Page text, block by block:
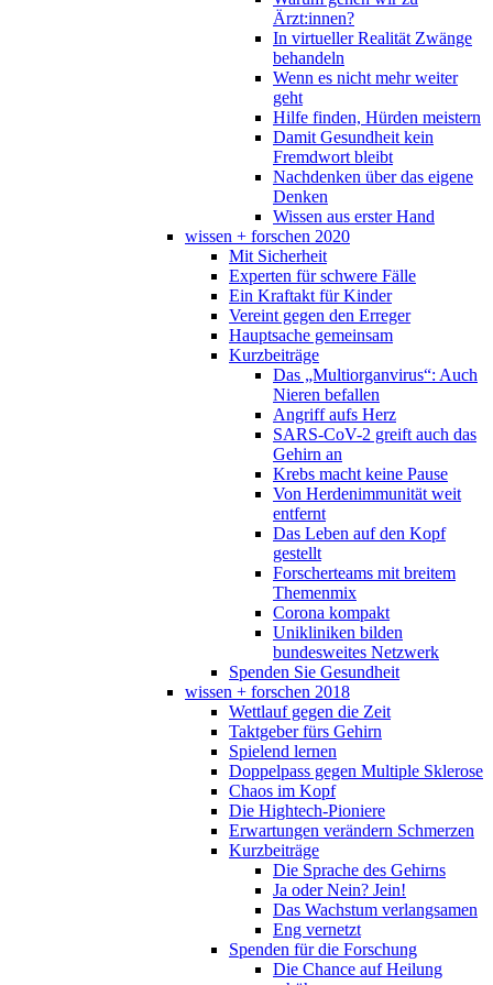
Ärzt:innen?
In virtueller Realität Zwänge
behandeln
Wenn es nicht mehr weiter
geht
Hilfe finden, Hürden meistern
Damit Gesundheit kein
Fremdwort bleibt
Nachdenken über das eigene
Denken
Wissen aus erster Hand
wissen + forschen 2020
Mit Sicherheit
Experten für schwere Fälle
Ein Kraftakt für Kinder
Vereint gegen den Erreger
Hauptsache gemeinsam
Kurzbeiträge
Das „Multiorganvirus“: Auch
Nieren befallen
Angriff aufs Herz
SARS-CoV-2 greift auch das
Gehirn an
Krebs macht keine Pause
Von Herdenimmunität weit
entfernt
Das Leben auf den Kopf
gestellt
Forscherteams mit breitem
Themenmix
Corona kompakt
Unikliniken bilden
bundesweites Netzwerk
Spenden Sie Gesundheit
wissen + forschen 2018
Wettlauf gegen die Zeit
Taktgeber fürs Gehirn
Spielend lernen
Doppelpass gegen Multiple Sklerose
Chaos im Kopf
Die Hightech-Pioniere
Erwartungen verändern Schmerzen
Kurzbeiträge
Die Sprache des Gehirns
Ja oder Nein? Jein!
Das Wachstum verlangsamen
Eng vernetzt
Spenden für die Forschung
Die Chance auf Heilung